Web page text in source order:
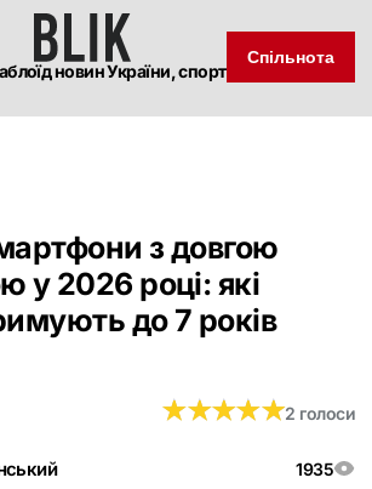
новин України, спорт
Спільнота
з довгою
у 2026 році: які
до 7 років
1935
★★★★★
★★★★★2 голоси